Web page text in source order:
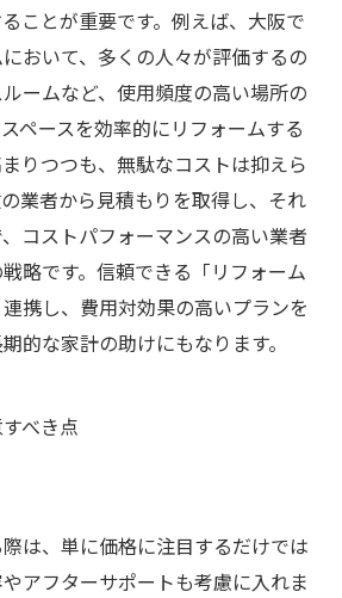
ことが重要です。例えば、大阪で
おいて、多くの人々が評価するの
ームなど、使用頻度の高い場所の
ペースを効率的にリフォームする
りつつも、無駄なコストは抑えら
業者から見積もりを取得し、それ
コストパフォーマンスの高い業者
略です。信頼できる「リフォーム
携し、費用対効果の高いプランを
的な家計の助けにもなります。
べき点
は、単に価格に注目するだけでは
アフターサポートも考慮に入れま